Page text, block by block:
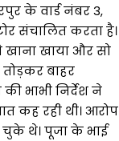
के वार्ड नंबर 3,
संचालित करता है।
खाना खाया और सो
बाहर
भाभी निर्देश ने
कह रही थी। आरोप
थे। पूजा के भाई